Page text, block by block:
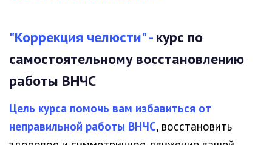
"Коррекция челюсти" - курс по
самостоятельному восстановлению
работы ВНЧС
Цель курса помочь вам избавиться от
неправильной работы ВНЧС, восстановить